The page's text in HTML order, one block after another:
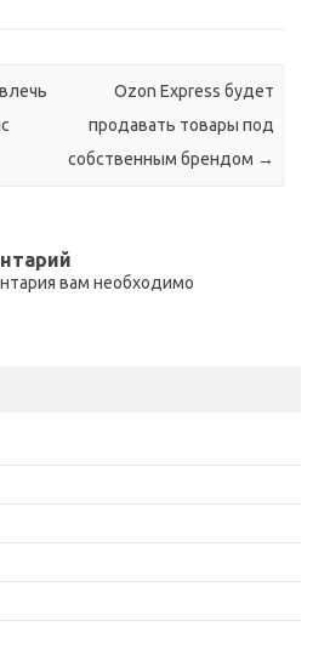
Ozon Express будет
продавать товары под
собственным брендом →
вам необходимо